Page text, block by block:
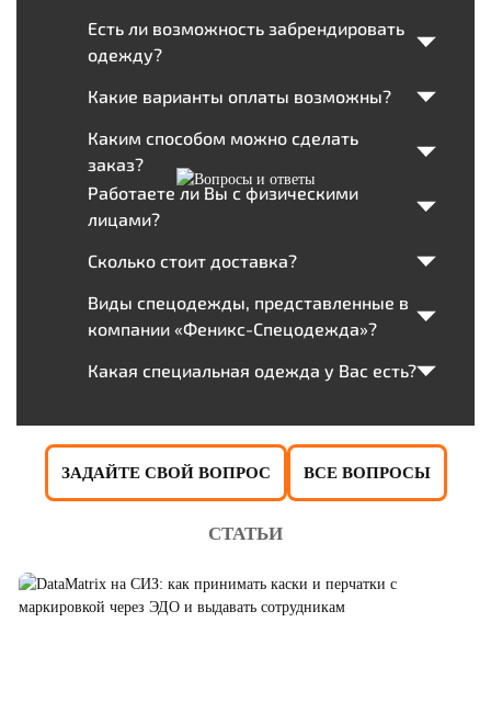
Есть ли возможность забрендировать
одежду?
Какие варианты оплаты возможны?
Каким способом можно сделать
заказ?
Работаете ли Вы с физическими
лицами?
Сколько стоит доставка?
Виды спецодежды, представленные в
компании «Феникс-Спецодежда»?
Какая специальная одежда у Вас есть?
ЗАДАЙТЕ СВОЙ ВОПРОС ВСЕ ВОПРОСЫ
СТАТЬИ